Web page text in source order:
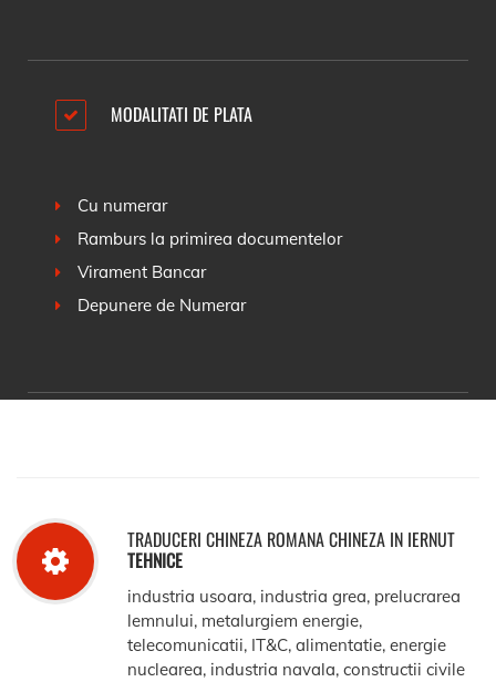
MODALITATI DE PLATA
Cu numerar
Ramburs la primirea documentelor
Virament Bancar
Depunere de Numerar
TRADUCERI CHINEZA ROMANA CHINEZA IN IERNUT
TEHNICE
industria usoara, industria grea, prelucrarea
lemnului, metalurgiem energie,
telecomunicatii, IT&C, alimentatie, energie
nuclearea, industria navala, constructii civile